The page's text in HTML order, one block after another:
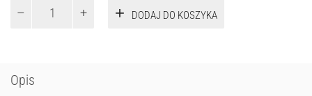
urodziny
DODAJ DO KOSZYKA
Opis